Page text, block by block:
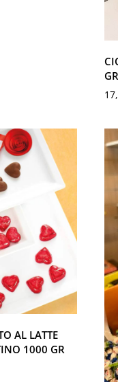
GR
AL LATTE
1000 GR